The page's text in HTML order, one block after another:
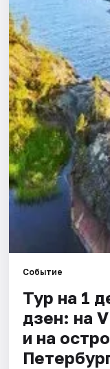
Города
Площадки
Артисты
Рейтинги
Событие
Тур на 1
дзен: на
и на